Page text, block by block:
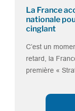
La France
nationale
cinglant
C’est un
retard, la
première «